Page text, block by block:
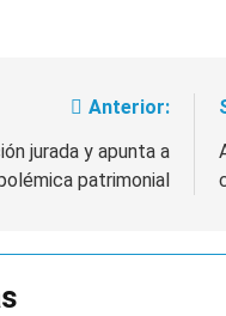
Anterior:
jurada y apunta a
patrimonial